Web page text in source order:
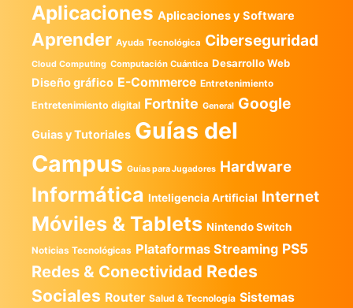
Aplicaciones Aplicaciones y Software
Aprender Ayuda Tecnológica Ciberseguridad
Cloud Computing Computación Cuántica Desarrollo Web
Diseño gráfico E-Commerce Entretenimiento
Entretenimiento digital Fortnite General Google
Guias y Tutoriales Guías del
Campus Guías para Jugadores Hardware
Informática Inteligencia Artificial Internet
Móviles & Tablets Nintendo Switch
Noticias Tecnológicas Plataformas Streaming PS5
Redes & Conectividad Redes
Sociales Router Salud & Tecnología Sistemas